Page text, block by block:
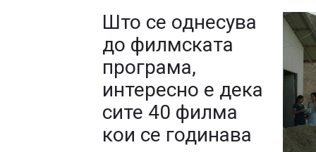
Што се однесува
до филмската
програма,
интересно е дека
сите 40 филма
кои се годинава